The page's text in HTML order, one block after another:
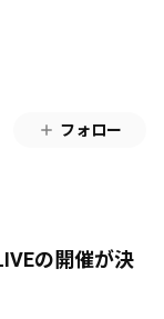
フォロー
の開催が決